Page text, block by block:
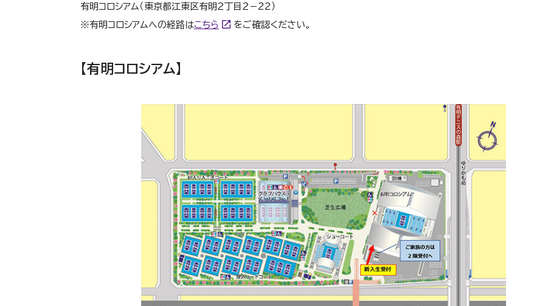
有明コロシアム（東京都江東区有明２丁目２－22）
※有明コロシアムへの経路はこちら をご確認ください。
【有明コロシアム】